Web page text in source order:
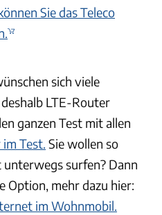
Sie das Teleco
sich viele
LTE-Router
ganzen Test mit allen
Test. Sie wollen so
surfen? Dann
Option, mehr dazu hier:
im Wohnmobil.